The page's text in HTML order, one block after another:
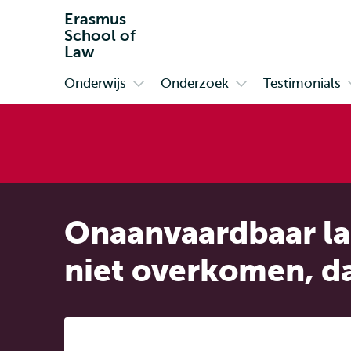
Erasmus
School of
Law
Primair
Onderwijs Onderzoek Testimonials
Onaanvaardbaar
niet overkomen,